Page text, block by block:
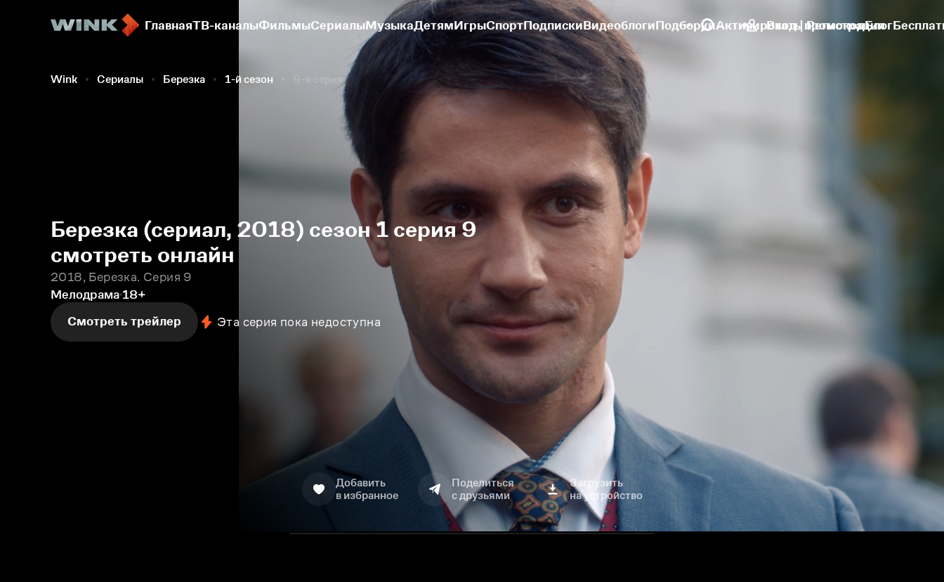
ГлавнаяТВ-каналыФильмыСериалыМузыкаДетямИгрыСпортПодпискиВидеоблогиПодборкиАктивировать промокодБлог
Вход | Регистрация
Wink Сериалы Березка 1-й сезон 9-я серия
Березка (сериал, 2018) сезон 1 серия 9
смотреть онлайн
2018, Березка. Серия 9
Мелодрама 18+
Смотреть трейлер
Эта серия пока недоступна
Добавить
в избранное
Поделиться
с друзьями
Загрузить
на устройство